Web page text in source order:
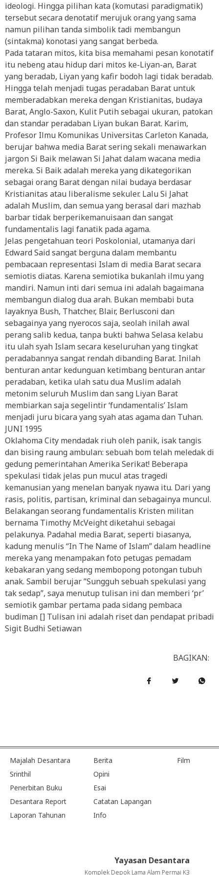
ideologi. Hingga pilihan kata (komutasi paradigmatik)
tersebut secara denotatif merujuk orang yang sama
namun pilihan tanda simbolik tadi membangun
(sintakma) konotasi yang sangat berbeda.
Pada tataran mitos, kita bisa memahami pesan konotatif
itu nebeng atau hidup dari mitos ke-Liyan-an, Barat
yang beradab, Liyan yang kafir bodoh lagi tidak beradab.
Hingga telah menjadi tugas peradaban Barat untuk
memberadabkan mereka dengan Kristianitas, budaya
Barat, Anglo-Saxon, Kulit Putih sebagai ukuran, patokan
dan standar peradaban Liyan bukan Barat. Karim,
Profesor Ilmu Komunikas Universitas Carleton Kanada,
berujar bahwa media Barat sering sekali menawarkan
jargon Si Baik melawan Si Jahat dalam wacana media
mereka. Si Baik adalah mereka yang dikategorikan
sebagai orang Barat dengan nilai budaya berdasar
Kristianitas atau liberalisme sekuler. Lalu Si Jahat
adalah Muslim, dan semua yang berasal dari mazhab
barbar tidak berperikemanuisaan dan sangat
fundamentalis lagi fanatik pada agama.
Jelas pengetahuan teori Poskolonial, utamanya dari
Edward Said sangat berguna dalam membantu
pembacaan representasi Islam di media Barat secara
semiotis diatas. Karena semiotika bukanlah ilmu yang
mandiri. Namun inti dari semua ini adalah bagaimana
membangun dialog dua arah. Bukan membabi buta
layaknya Bush, Thatcher, Blair, Berlusconi dan
sebagainya yang nyerocos saja, seolah inilah awal
perang salib kedua, tanpa bukti bahwa Selasa kelabu
itu ulah syah Islam secara keseluruhan yang tingkat
peradabannya sangat rendah dibanding Barat. Inilah
benturan antar kedunguan ketimbang benturan antar
peradaban, ketika ulah satu dua Muslim adalah
metonim seluruh Muslim dan sang Liyan Barat
membiarkan saja segelintir ‘fundamentalis’ Islam
menjadi juru bicara yang syah atas agama dan Tuhan.
JUNI 1995
Oklahoma City mendadak riuh oleh panik, isak tangis
dan bising raung ambulan: sebuah bom telah meledak di
gedung pemerintahan Amerika Serikat! Beberapa
spekulasi tidak jelas pun mucul atas tragedi
kemanusian yang menelan banyak nyawa itu. Dari yang
rasis, politis, partisan, kriminal dan sebagainya muncul.
Belakangan seorang fundamentalis Kristen militan
bernama Timothy McVeight diketahui sebagai
pelakunya. Padahal media Barat, seperti biasanya,
kadung menulis “In The Name of Islam” dalam headline
mereka yang menampakan foto petugas pemadam
kebakaran yang sedang membopong potongan tubuh
anak. Sambil berujar ”Sungguh sebuah spekulasi yang
tak sedap”, saya menutup tulisan ini dan memberi ‘pr’
semiotik gambar pertama pada sidang pembaca
budiman [] Tulisan ini adalah riset dan pendapat pribadi
Sigit Budhi Setiawan
BAGIKAN:
Majalah Desantara
Srinthil
Penerbitan Buku
Desantara Report
Laporan Tahunan
Berita
Opini
Esai
Catatan Lapangan
Info
Film
Yayasan Desantara
Komplek Depok Lama Alam Permai K3